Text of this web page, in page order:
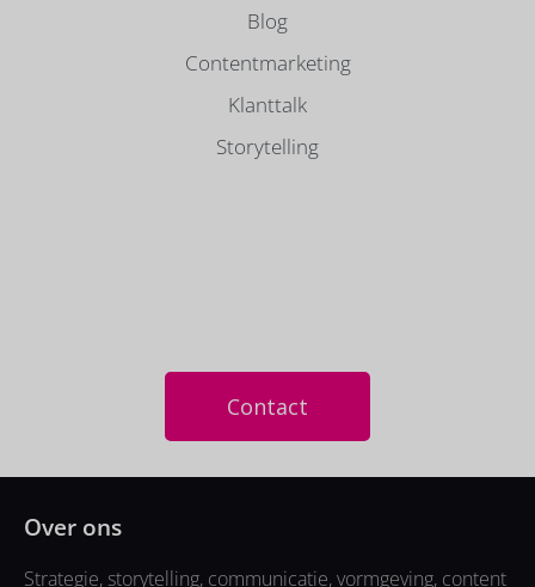
Blog
Contentmarketing
Klanttalk
Storytelling
Contact
Over ons
Strategie, storytelling, communicatie, vormgeving, content